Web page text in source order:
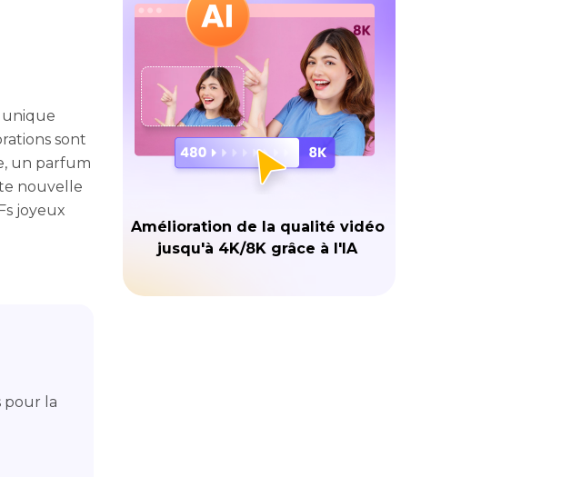
unique
sont
un parfum
nouvelle
joyeux
pour la
Amélioration de la qualité vidéo
jusqu'à 4K/8K grâce à l'IA